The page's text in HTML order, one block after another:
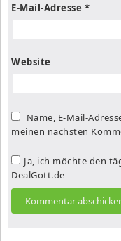
E-Mail-Adresse *
Website
Name, E-Mail-
meinen nächsten
Ja, ich möchte den
DealGott.de